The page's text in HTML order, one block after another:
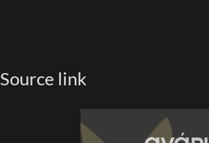
Source link